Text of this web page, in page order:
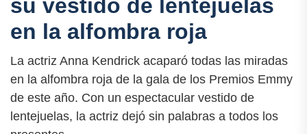
su vestido de lentejuelas
en la alfombra roja
La actriz Anna Kendrick acaparó todas las miradas
en la alfombra roja de la gala de los Premios Emmy
de este año. Con un espectacular vestido de
lentejuelas, la actriz dejó sin palabras a todos los